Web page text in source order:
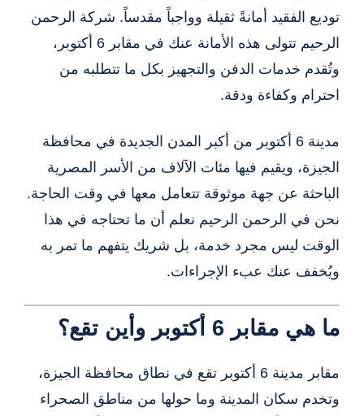
توديع الفقيد أمانةً ثقيلة وواجباً مقدساً. شركة الرحمن
الرحيم تتولى هذه الأمانة عنك في مقابر 6 أكتوبر،
وتُقدم خدمات الدفن والتجهيز بكل ما تتطلبه من
احترام وكفاءة ودقة.
مدينة 6 أكتوبر من أكبر المدن الجديدة في محافظة
الجيزة، ويقيم فيها مئات الآلاف من الأسر المصرية
الباحثة عن جهة موثوقة تتعامل معها في وقت الحاجة.
نحن في الرحمن الرحيم نعلم أن ما تحتاجه في هذا
الوقت ليس مجرد خدمة، بل شريك يتفهم ما تمر به
ويُخفف عنك عبء الإجراءات.
ما هي مقابر 6 أكتوبر وأين تقع؟
مقابر مدينة 6 أكتوبر تقع في نطاق محافظة الجيزة،
وتخدم سكان المدينة وما حولها من مناطق الصحراء